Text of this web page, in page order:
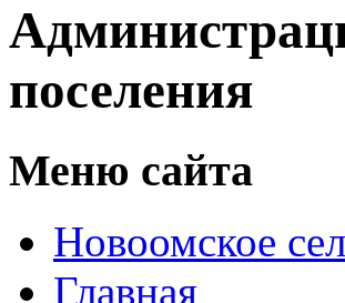
поселения
Меню сайта
Новоомское
Главная